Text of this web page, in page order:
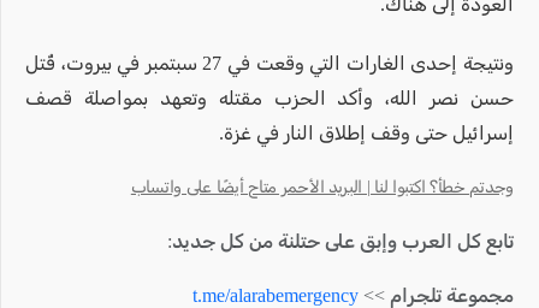
ونتيجة إحدى الغارات التي وقعت في 27 سبتمبر في بيروت، قُتل
حسن نصر الله، وأكد الحزب مقتله وتعهد بمواصلة قصف
إسرائيل حتى وقف إطلاق النار في غزة.
وجدتم خطأ؟ اكتبوا لنا | البريد الأحمر متاح أيضًا على واتساب
تابع كل العرب وإبق على حتلنة من كل جديد:
مجموعة تلجرام >> t.me/alarabemergency